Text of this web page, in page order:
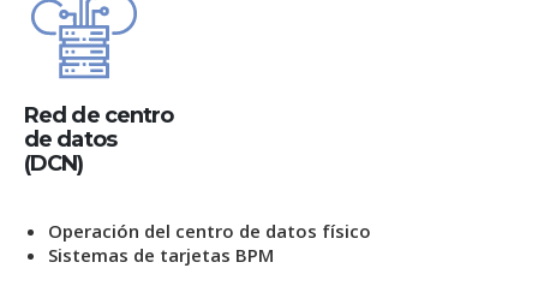
Red de centro
de datos
(DCN)
Operación del centro de datos físico
Sistemas de tarjetas BPM